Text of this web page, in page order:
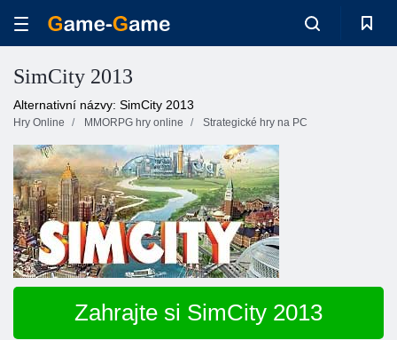
SimCity 2013
Alternativní názvy: SimCity 2013
Hry Online MMORPG hry online Strategické hry na PC
Zahrajte si SimCity 2013